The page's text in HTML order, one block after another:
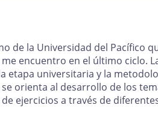
de la Universidad del Pacífico
encuentro en el último ciclo.
etapa universitaria y la
orienta al desarrollo de los
ejercicios a través de